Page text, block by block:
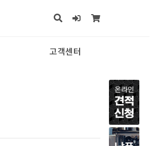
제과쇼케이스
고객센터